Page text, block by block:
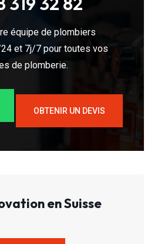
équipe de plombiers
et 7j/7 pour toutes vos
de plomberie.
OBTENIR UN DEVIS
en Suisse